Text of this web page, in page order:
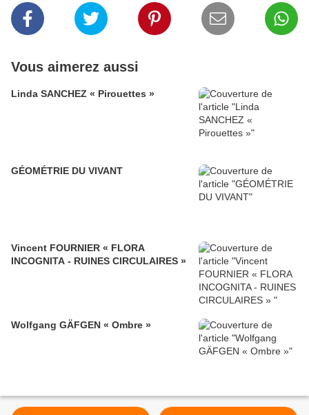
Vous aimerez aussi
Linda SANCHEZ « Pirouettes »
GÉOMÉTRIE DU VIVANT
Vincent FOURNIER « FLORA
INCOGNITA - RUINES CIRCULAIRES »
Wolfgang GÄFGEN « Ombre »